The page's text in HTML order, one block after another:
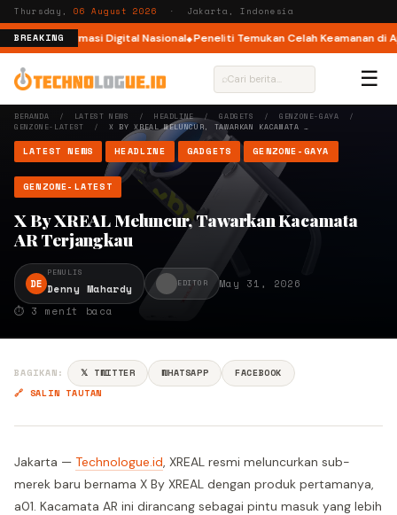
Thursday,06 August 2026 · Jakarta, Indonesia
BREAKING
Transformasi Digital Nasional Peneliti Temukan Celah Keamanan di
⌕ ☰
BERANDA / LATEST NEWS / HEADLINE/GADGETS / GENZONE-GAYA /
GENZONE-LATEST /X BY XREAL MELUNCUR, TAWARKAN KACAMATA …
LATEST NEWS HEADLINE GADGETS GENZONE-GAYA
GENZONE-LATEST
X By XREAL Meluncur, Tawarkan Kacamata
AR Terjangkau
DE
PENULIS
Denny Mahardy EDITOR
May 31, 2026
⏱ 3 menit baca
BAGIKAN: 𝕏 TWITTER WHATSAPP
FACEBOOK
🔗 SALIN TAUTAN
Jakarta — Technologue.id, XREAL resmi meluncurkan sub-
merek baru bernama X By XREAL dengan produk pertamanya,
a01. Kacamata AR ini dirancang sebagai pintu masuk yang lebih